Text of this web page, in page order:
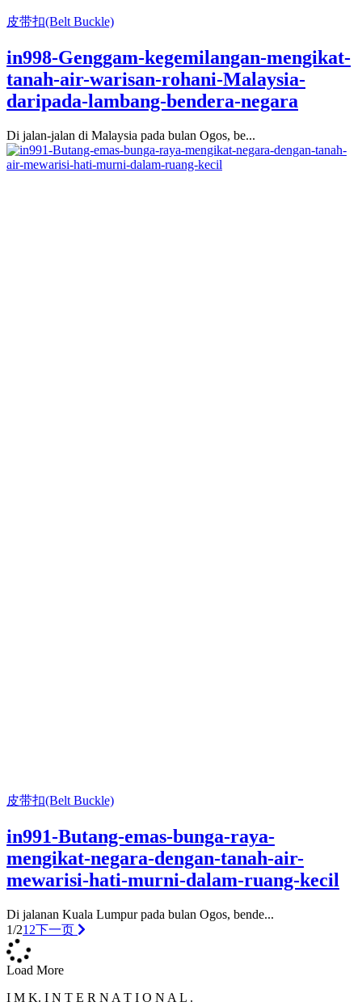
皮带扣(Belt Buckle)
in998-Genggam-kegemilangan-mengikat-
tanah-air-warisan-rohani-Malaysia-
daripada-lambang-bendera-negara
Di jalan-jalan di Malaysia pada bulan Ogos, be...
皮带扣(Belt Buckle)
in991-Butang-emas-bunga-raya-
mengikat-negara-dengan-tanah-air-
mewarisi-hati-murni-dalam-ruang-kecil
Di jalanan Kuala Lumpur pada bulan Ogos, bende...
1/21 2下一页
Load More
I M K. I N T E R N A T I O N A L .